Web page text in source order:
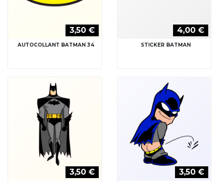
3,50 €
AUTOCOLLANT BATMAN 34
4,00 €
STICKER BATMAN
3,50 € 3,50 €